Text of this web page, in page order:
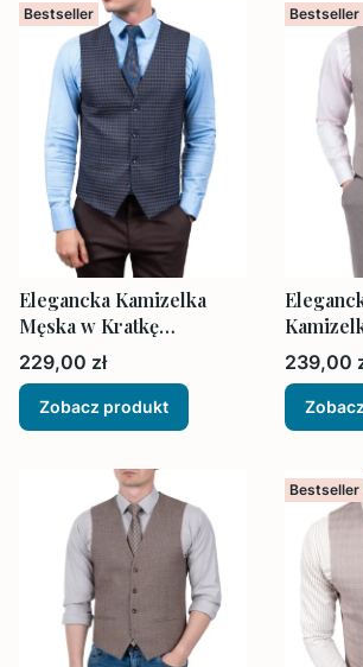
Bestseller
Elegancka Kamizelka
Męska w Kratkę
Granatowo-Brązowa
Cena
229,00 zł
Zobacz produkt
Bestseller
Struktura
Cena
239,00
Bestseller